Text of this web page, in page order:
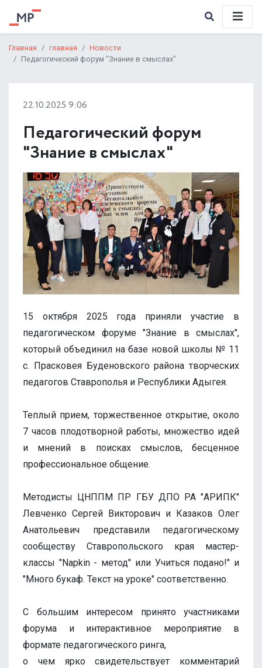
Главная главная
Новости
Педагогический форум "Знание в смыслах"
22.10.2025 9:06
Педагогический форум
"Знание в смыслах"
15 октября 2025 года приняли участие в
педагогическом форуме "Знание в смыслах",
который объединил на базе новой школы № 11
с. Прасковея Буденовского района творческих
педагогов Ставрополья и Республики Адыгея.
Теплый прием, торжественное открытие, около
7 часов плодотворной работы, множество идей
и мнений в поисках смыслов, бесценное
профессиональное общение.
Методисты ЦНППМ ПР ГБУ ДПО РА "АРИПК"
Левченко Сергей Викторович и Казаков Олег
Анатольевич представили педагогическому
сообществу Ставропольского края мастер-
классы "Napkin - метод" или Учиться подано!" и
"Много букаф. Текст на уроке" соответственно.
С большим интересом принято участниками
форума и интерактивное мероприятие в
формате педагогического ринга,
о чем ярко свидетельствует комментарий